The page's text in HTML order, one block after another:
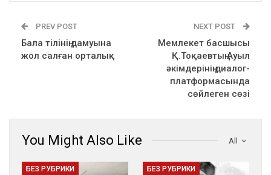
PREV POST
Бала тілінің дамуына
жол салған орталық
NEXT POST
Мемлекет басшысы
Қ.Тоқаевтың Ауыл
әкімдерінің диалог-
платформасында
сөйлеген сөзі
All
You Might Also Like
БЕЗ РУБРИКИ БЕЗ РУБРИКИ